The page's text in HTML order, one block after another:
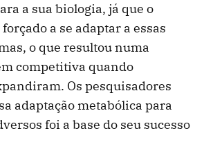
a sua biologia, já que o
a se adaptar a essas
o que resultou numa
competitiva quando
Os pesquisadores
adaptação metabólica para
foi a base do seu sucesso